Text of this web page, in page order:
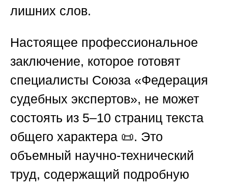
лишних слов.
Настоящее профессиональное
заключение, которое готовят
специалисты Союза «Федерация
судебных экспертов», не может
состоять из 5–10 страниц текста
общего характера 📜. Это
объемный научно-технический
труд, содержащий подробную